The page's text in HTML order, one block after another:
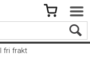
fri frakt